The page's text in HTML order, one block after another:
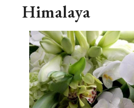
Himalaya